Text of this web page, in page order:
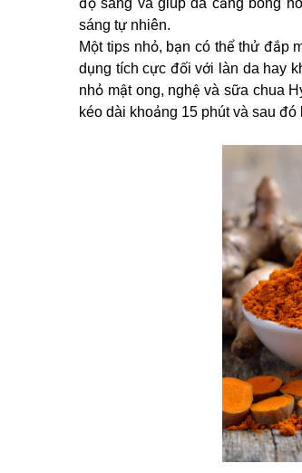
độ sáng và giúp da căng bóng
sáng tự nhiên.
Một tips nhỏ, bạn có thể thử đắp
dụng tích cực đối với làn da hay
nhỏ mật ong, nghệ và sữa chua
kéo dài khoảng 15 phút và sau